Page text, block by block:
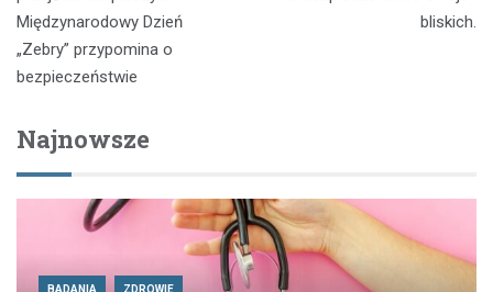
Międzynarodowy Dzień
„Zebry” przypomina o
bezpieczeństwie
bliskich.
Najnowsze
BADANIA ZDROWIE